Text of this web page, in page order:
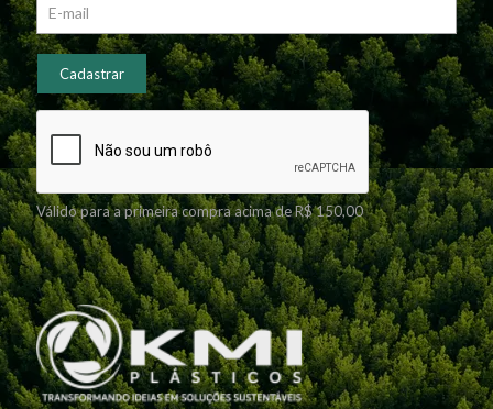
Válido para a primeira compra acima de R$ 150,00